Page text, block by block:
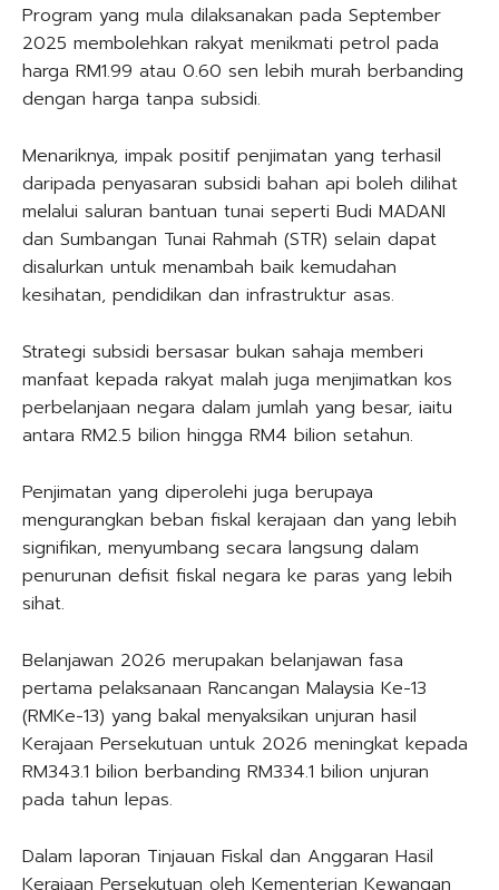
Program yang mula dilaksanakan pada September
2025 membolehkan rakyat menikmati petrol pada
harga RM1.99 atau 0.60 sen lebih murah berbanding
dengan harga tanpa subsidi.
Menariknya, impak positif penjimatan yang terhasil
daripada penyasaran subsidi bahan api boleh dilihat
melalui saluran bantuan tunai seperti Budi MADANI
dan Sumbangan Tunai Rahmah (STR) selain dapat
disalurkan untuk menambah baik kemudahan
kesihatan, pendidikan dan infrastruktur asas.
Strategi subsidi bersasar bukan sahaja memberi
manfaat kepada rakyat malah juga menjimatkan kos
perbelanjaan negara dalam jumlah yang besar, iaitu
antara RM2.5 bilion hingga RM4 bilion setahun.
Penjimatan yang diperolehi juga berupaya
mengurangkan beban fiskal kerajaan dan yang lebih
signifikan, menyumbang secara langsung dalam
penurunan defisit fiskal negara ke paras yang lebih
sihat.
Belanjawan 2026 merupakan belanjawan fasa
pertama pelaksanaan Rancangan Malaysia Ke-13
(RMKe-13) yang bakal menyaksikan unjuran hasil
Kerajaan Persekutuan untuk 2026 meningkat kepada
RM343.1 bilion berbanding RM334.1 bilion unjuran
pada tahun lepas.
Dalam laporan Tinjauan Fiskal dan Anggaran Hasil
Kerajaan Persekutuan oleh Kementerian Kewangan